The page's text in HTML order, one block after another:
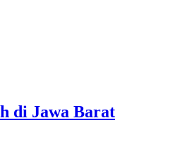
di Jawa Barat